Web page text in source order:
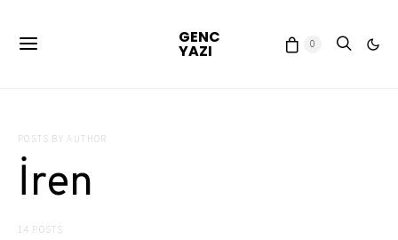
GENC
YAZI 0
POSTS BY AUTHOR
İren
14 POSTS